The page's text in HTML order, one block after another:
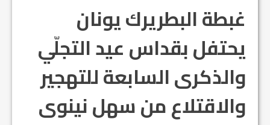
غبطة البطريرك يونان
يحتفل بقداس عيد التجلّي
والذكرى السابعة للتهجير
والاقتلاع من سهل نينوى